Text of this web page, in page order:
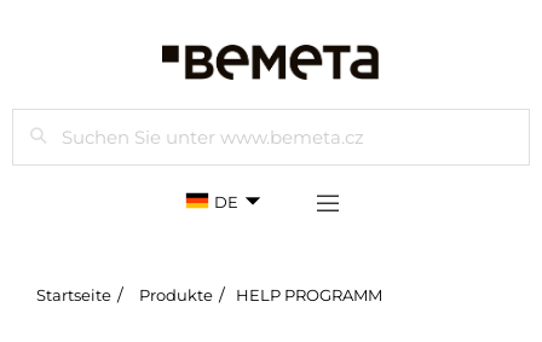
Suchen
DE
Startseite Produkte HELP PROGRAMM